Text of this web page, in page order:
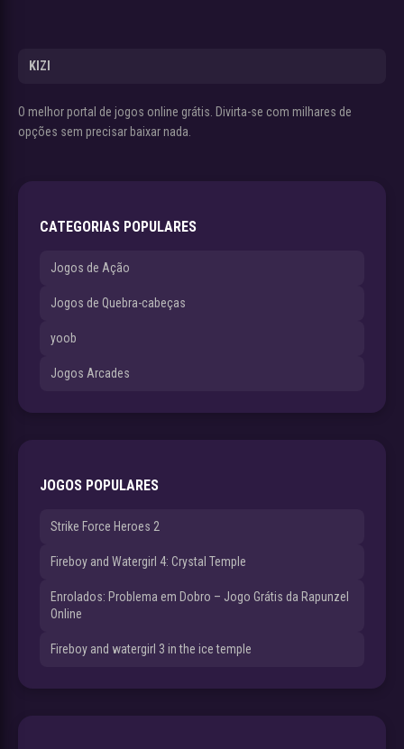
KIZI
O melhor portal de jogos online grátis. Divirta-se com milhares de
opções sem precisar baixar nada.
CATEGORIAS POPULARES
Jogos de Ação
Jogos de Quebra-cabeças
yoob
Jogos Arcades
JOGOS POPULARES
Strike Force Heroes 2
Fireboy and Watergirl 4: Crystal Temple
Enrolados: Problema em Dobro – Jogo Grátis da Rapunzel
Online
Fireboy and watergirl 3 in the ice temple